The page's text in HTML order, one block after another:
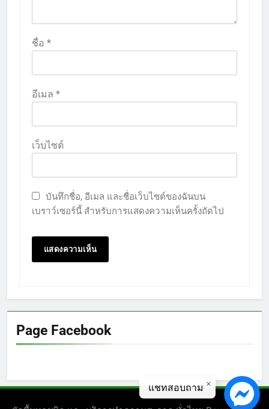
ชื่อ *
อีเมล *
เว็บไซต์
บันทึกชื่อ, อีเมล และชื่อเว็บไซต์ของฉันบน
เบราว์เซอร์นี้ สำหรับการแสดงความเห็นครั้งถัดไป
Page Facebook
แชทสอบถาม